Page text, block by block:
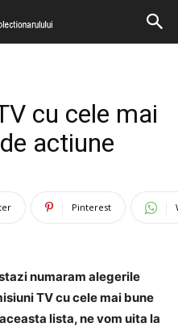
cu cele mai
actiune
Pinterest
numaram alegerile
TV cu cele mai bune
lista, ne vom uita la